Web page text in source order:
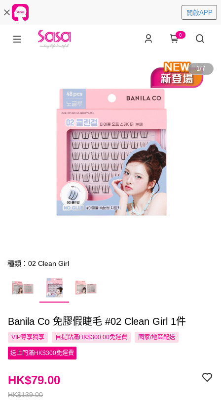
開啟APP
0
1/7
種類：02 Clean Girl
Banila Co 免膠假睫毛 #02 Clean Girl 1件
VIP尊享獨享 自提點滿HK$300.00免運費 國家/地區配送
送上門滿HK$300免運費
HK$139.00
HK$79.00